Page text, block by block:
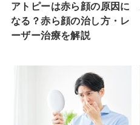
アトピーは赤ら顔の原因に
なる？赤ら顔の治し方・レ
ーザー治療を解説